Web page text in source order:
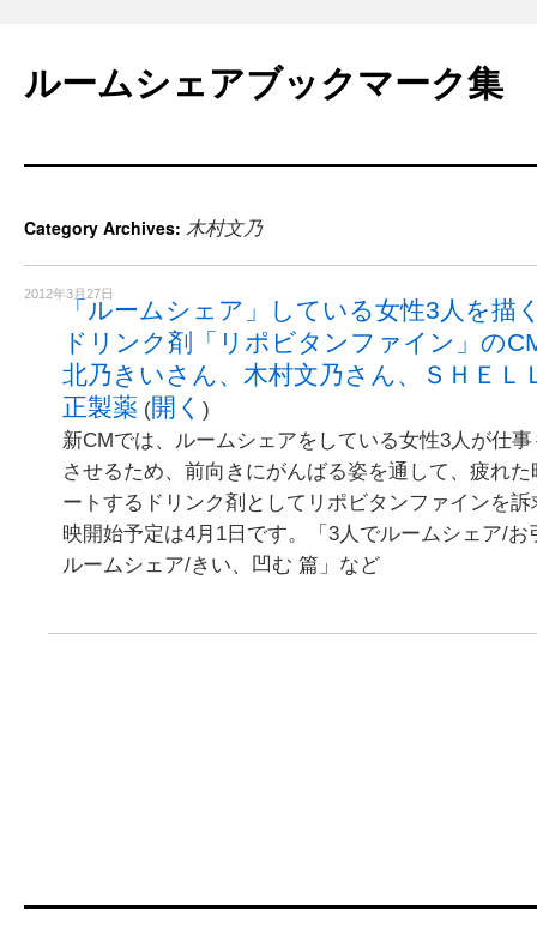
content
ルームシェアブックマーク集
Category Archives: 木村文乃
2012年3月27日
「ルームシェア」している女性3人を描
ドリンク剤「リポビタンファイン」の
北乃きいさん、木村文乃さん、ＳＨＥＬ
正製薬 (開く )
新CMでは、ルームシェアをしている女性3人が仕
させるため、前向きにがんばる姿を通して、疲れ
ートするドリンク剤としてリポビタンファインを
映開始予定は4月1日です。「3人でルームシェア/
ルームシェア/きい、凹む 篇」など